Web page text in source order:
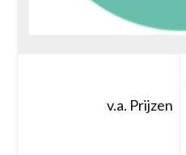
v.a. Prijzen